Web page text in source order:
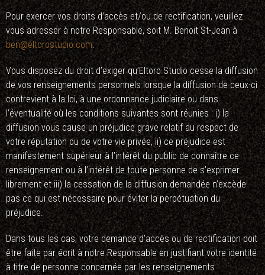
Pour exercer vos droits d’accès et/ou de rectification, veuillez
vous adresser à notre Responsable, soit M. Benoit St-Jean à
ben@eltorostudio.com.
Vous disposez du droit d’exiger qu’Eltoro Studio cesse la diffusion
de vos renseignements personnels lorsque la diffusion de ceux-ci
contrevient à la loi, à une ordonnance judiciaire ou dans
l’éventualité où les conditions suivantes sont réunies : i) la
diffusion vous cause un préjudice grave relatif au respect de
votre réputation ou de votre vie privée, ii) ce préjudice est
manifestement supérieur à l’intérêt du public de connaître ce
renseignement ou à l’intérêt de toute personne de s’exprimer
librement et iii) la cessation de la diffusion demandée n’excède
pas ce qui est nécessaire pour éviter la perpétuation du
préjudice.
Dans tous les cas, votre demande d’accès ou de rectification doit
être faite par écrit à notre Responsable en justifiant votre identité
à titre de personne concernée par les renseignements